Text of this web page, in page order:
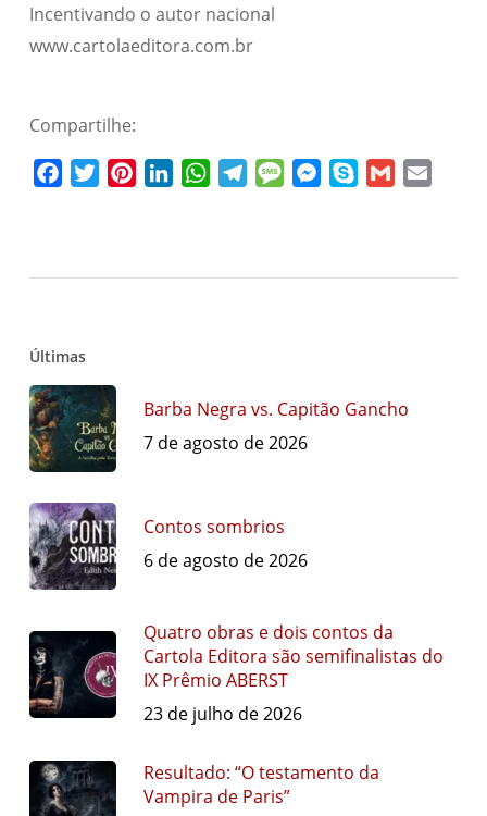
Incentivando o autor nacional
www.cartolaeditora.com.br
Compartilhe:
FacebookTwitterPinterestLinkedInWhatsAppTelegramMessageMessenger
Skype Gmail
Últimas
Barba Negra vs. Capitão Gancho
7 de agosto de 2026
Contos sombrios
6 de agosto de 2026
Quatro obras e dois contos da
Cartola Editora são semifinalistas do
IX Prêmio ABERST
23 de julho de 2026
Resultado: “O testamento da
Vampira de Paris”